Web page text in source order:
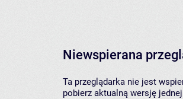
Niewspierana
Ta przeglądarka nie jest
pobierz aktualną wersję